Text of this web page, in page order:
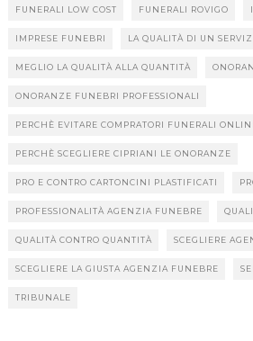
FUNERALI LOW COST FUNERALI ROVIGO
IMPRESE FUNEBRI LA QUALITÀ DI UN
MEGLIO LA QUALITÀ ALLA QUANTITÀ
ONORANZE FUNEBRI PROFESSIONALI
PERCHÈ EVITARE COMPRATORI FUNERALI
PERCHÈ SCEGLIERE CIPRIANI LE ONORANZE
PRO E CONTRO CARTONCINI PLASTIFICATI
PROFESSIONALITÀ AGENZIA FUNEBRE
QUALITÀ CONTRO QUANTITÀ SCEGLIERE
SCEGLIERE LA GIUSTA AGENZIA FUNEBRE
TRIBUNALE